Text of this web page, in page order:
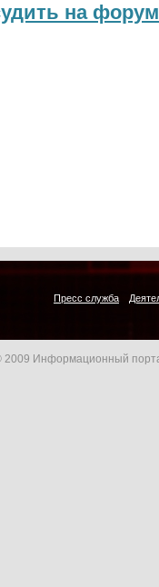
на
Пресс служба
2009 Информационный